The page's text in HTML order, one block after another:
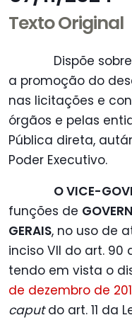
Texto Original
Dispõe
a promoção do
nas licitações e
órgãos e pelas
Pública direta,
Poder Executivo.
O VICE-
funções de
GERAIS, no uso de
inciso VII do art. 90
tendo em vista o
de dezembro de
caputdo art. 11 da